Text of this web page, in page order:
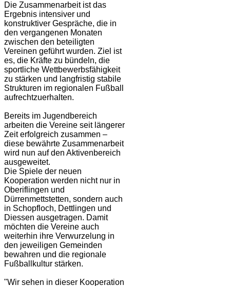
Die Zusammenarbeit ist das
Ergebnis intensiver und
konstruktiver Gespräche, die in
den vergangenen Monaten
zwischen den beteiligten
Vereinen geführt wurden. Ziel ist
es, die Kräfte zu bündeln, die
sportliche Wettbewerbsfähigkeit
zu stärken und langfristig stabile
Strukturen im regionalen Fußball
aufrechtzuerhalten.
Bereits im Jugendbereich
arbeiten die Vereine seit längerer
Zeit erfolgreich zusammen –
diese bewährte Zusammenarbeit
wird nun auf den Aktivenbereich
ausgeweitet.
Die Spiele der neuen
Kooperation werden nicht nur in
Oberiflingen und
Dürrenmettstetten, sondern auch
in Schopfloch, Dettlingen und
Diessen ausgetragen. Damit
möchten die Vereine auch
weiterhin ihre Verwurzelung in
den jeweiligen Gemeinden
bewahren und die regionale
Fußballkultur stärken.
"Wir sehen in dieser Kooperation